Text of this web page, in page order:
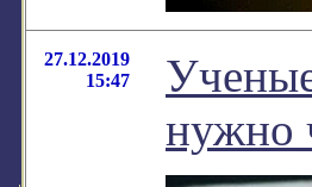
27.12.2019
15:47
нужно